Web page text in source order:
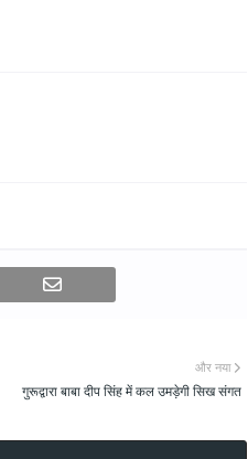
और नया
गुरूद्वारा बाबा दीप सिंह में कल उमड़ेगी सिख संगत